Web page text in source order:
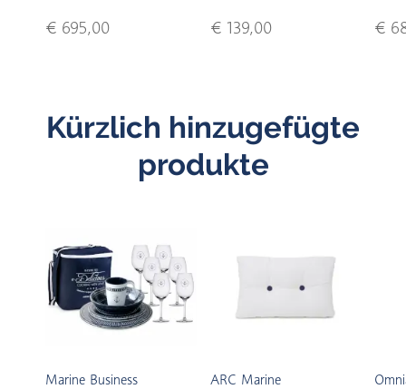
€ 695,00
€ 139,00
€
Kürzlich hinzugefügte
produkte
Marine Business ARC Marine